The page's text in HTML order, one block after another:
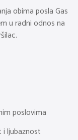
obima posla Gas
u radni odnos na
poslovima
ljubaznost